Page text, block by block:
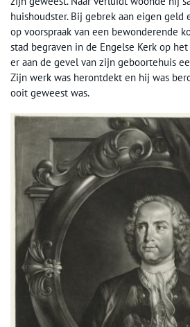
huishoudster. Bij gebrek aan eigen geld
op voorspraak van een bewonderende
stad begraven in de Engelse Kerk op
er aan de gevel van zijn geboortehuis
Zijn werk was herontdekt en hij was
ooit geweest was.